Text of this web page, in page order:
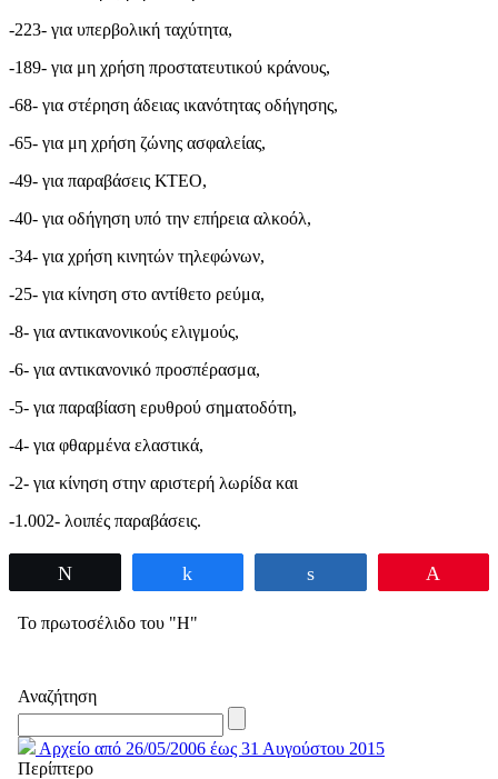
-223- για υπερβολική ταχύτητα,
-189- για μη χρήση προστατευτικού κράνους,
-68- για στέρηση άδειας ικανότητας οδήγησης,
-65- για μη χρήση ζώνης ασφαλείας,
-49- για παραβάσεις ΚΤΕΟ,
-40- για οδήγηση υπό την επήρεια αλκοόλ,
-34- για χρήση κινητών τηλεφώνων,
-25- για κίνηση στο αντίθετο ρεύμα,
-8- για αντικανονικούς ελιγμούς,
-6- για αντικανονικό προσπέρασμα,
-5- για παραβίαση ερυθρού σηματοδότη,
-4- για φθαρμένα ελαστικά,
-2- για κίνηση στην αριστερή λωρίδα και
-1.002- λοιπές παραβάσεις.
Το πρωτοσέλιδο του "Η"
Αναζήτηση
Αρχείο από 26/05/2006 έως 31 Αυγούστου 2015
Περίπτερο